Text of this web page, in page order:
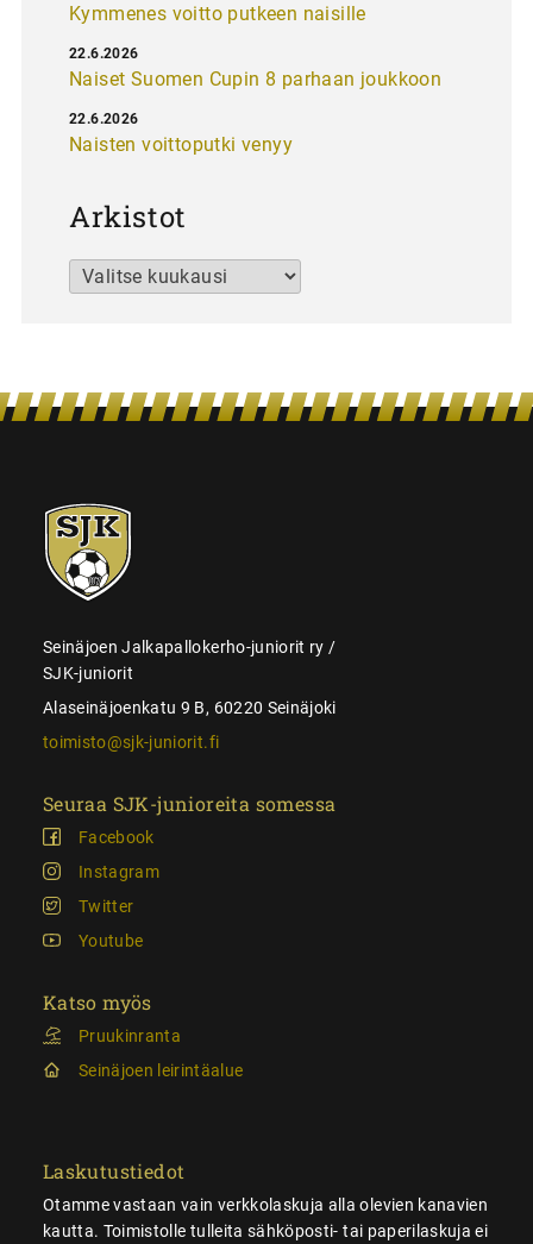
Kymmenes voitto putkeen naisille
Naiset Suomen Cupin 8 parhaan joukkoon
22.6.2026
Naisten voittoputki venyy
22.6.2026
Arkistot
Arkistot
SJK-
juniorit
Seinäjoen Jalkapallokerho-juniorit ry /
SJK-juniorit
Alaseinäjoenkatu 9 B, 60220 Seinäjoki
toimisto@sjk-juniorit.fi
Seuraa SJK-junioreita somessa
Facebook
Instagram
Twitter
Youtube
Katso myös
Pruukinranta
Seinäjoen leirintäalue
Laskutustiedot
Otamme vastaan vain verkkolaskuja alla olevien kanavien
kautta. Toimistolle tulleita sähköposti- tai paperilaskuja ei